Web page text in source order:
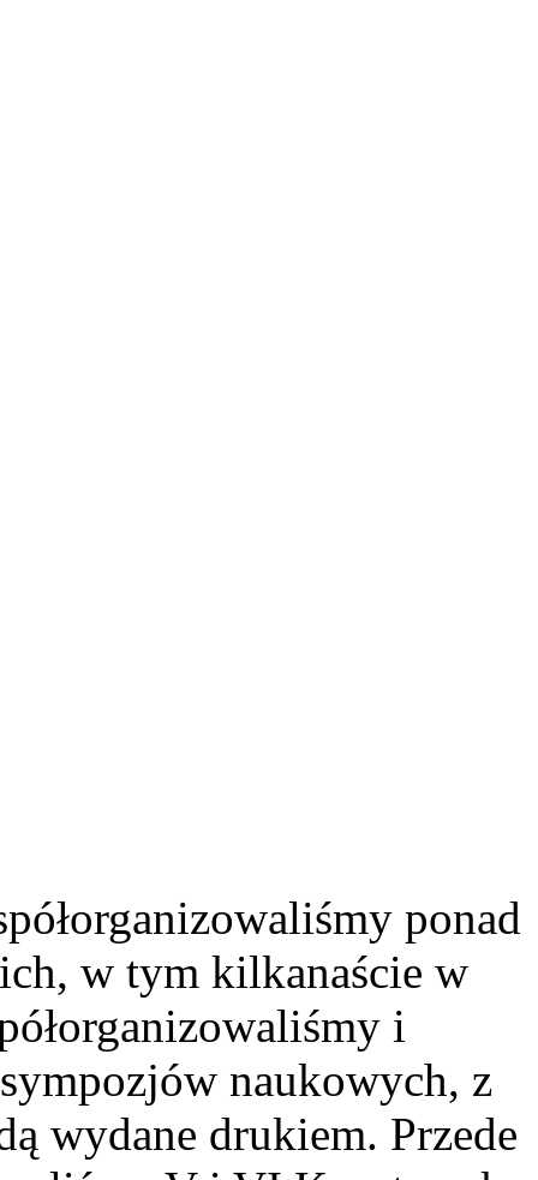
ponad
w tym kilkanaście w
i
naukowych, z
wydane drukiem. Przede